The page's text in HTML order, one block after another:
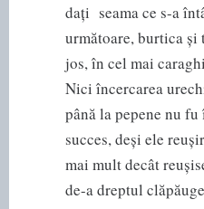
dați seama ce s-a
următoare, burtica și
jos, în cel mai
Nici încercarea
până la pepene nu
succes, deși ele
mai mult decât
de-a dreptul